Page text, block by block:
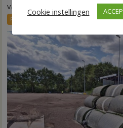
van buurtbussen het openbaar
FRONTPAGE
Cookie instellingen